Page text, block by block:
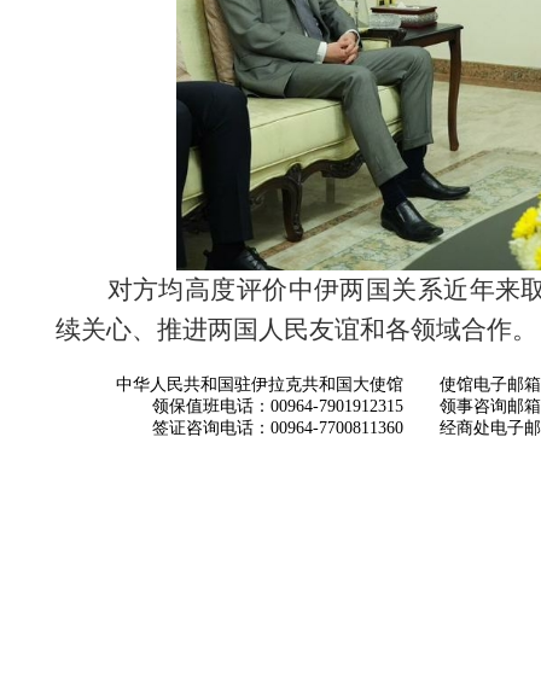
对方均高度评价中伊两国关系近年来
续关心、推进两国人民友谊和各领域合作。
中华人民共和国驻伊拉克共和国大使馆
领保值班电话：00964-7901912315
签证咨询电话：00964-7700811360
使馆电子邮箱
领事咨询邮箱
经商处电子